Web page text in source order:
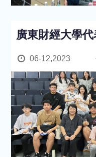
廣東財經大學
06-12,2023